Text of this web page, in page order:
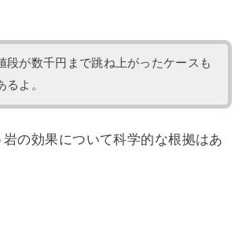
段が数千円まで跳ね上がったケースも
るよ。
岩の効果について科学的な根拠はあ